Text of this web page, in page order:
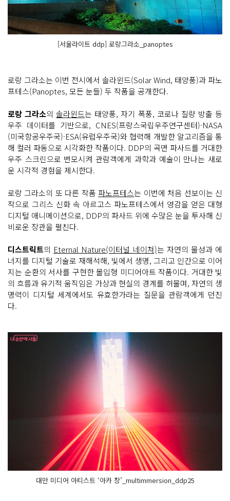
[서울라이트 ddp] 로랑그라소_panoptes
로랑 그라소는 이번 전시에서 솔라윈드(Solar Wind, 태양풍)과 파노
프테스(Panoptes, 모든 눈들) 두 작품을 공개한다.
로랑 그라소의솔라윈드는 태양풍, 자기 폭풍, 코로나 질량 방출 등
우주 데이터를 기반으로, CNES(프랑스국립우주연구센터)·NASA
(미국항공우주국)·ESA(유럽우주국)와 협력해 개발한 알고리즘을 통
해 컬러 파동으로 시각화한 작품이다. DDP의 곡면 파사드를 거대한
우주 스크린으로 변모시켜 관람객에게 과학과 예술이 만나는 새로
운 시각적 경험을 제시한다.
로랑 그라소의 또 다른 작품 파노프테스는 이번에 처음 선보이는 신
작으로 그리스 신화 속 아르고스 파노프테스에서 영감을 얻은 대형
디지털 애니메이션으로, DDP의 파사드 위에 수많은 눈을 투사해 신
비로운 장관을 펼친다.
디스트릭트의 Eternal Nature(이터널 네이쳐)는 자연의 물성과 에
너지를 디지털 기술로 재해석해, 빛에서 생명, 그리고 인간으로 이어
지는 순환의 서사를 구현한 몰입형 미디어아트 작품이다. 거대한 빛
의 흐름과 유기적 움직임은 가상과 현실의 경계를 허물며, 자연의 생
명력이 디지털 세계에서도 유효한가라는 질문을 관람객에게 던진
다.
대만 미디어 아티스트 ‘아카 창’_multimmersion_ddp25